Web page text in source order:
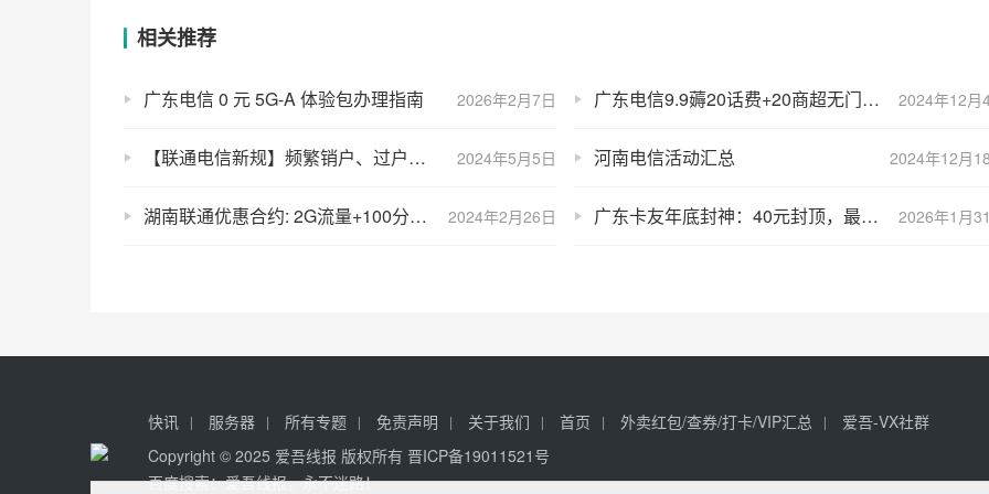
相关推荐
2026年2月7日
广东电信 0 元 5G-A 体验包办理指南 2024年12月
广东电信9.9薅20话费+20商超无门槛立减金+elm季卡
2024年5月5日
【联通电信新规】频繁销户、过户，将被禁止开卡，即便名下0张联通卡，也不能开卡了！ 2024年12月
河南电信活动汇总
2024年2月26日
湖南联通优惠合约: 2G流量+100分钟语音 2026年1月
广东卡友年底封神：40元封顶，最高350G全国通用!
快讯 服务器 所有专题 免责声明 关于我们 首页 外卖红包/查券/打卡/VIP汇总
爱吾-VX社群
Copyright © 2025 爱吾线报 版权所有 晋ICP备19011521号
百度搜索：爱吾线报，永不迷路！